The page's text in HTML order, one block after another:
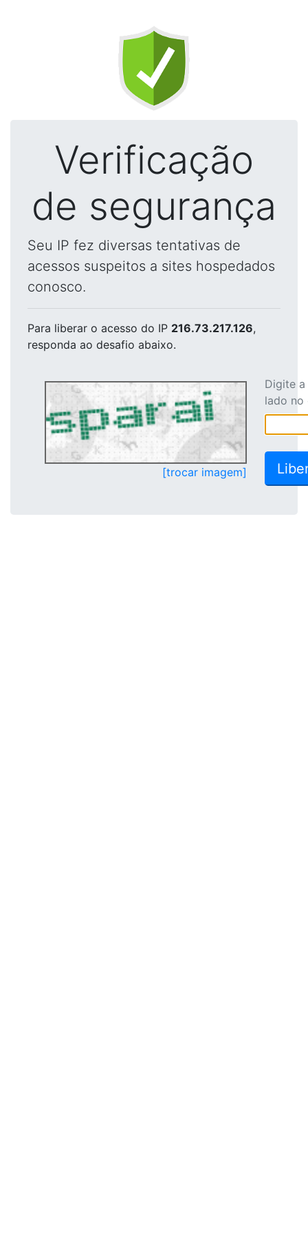
Verificação
de segurança
Seu IP fez diversas tentativas de
acessos suspeitos a sites hospedados
conosco.
Para liberar o acesso do IP 216.73.217.126,
responda ao desafio abaixo.
[trocar imagem]
Digite
lado no